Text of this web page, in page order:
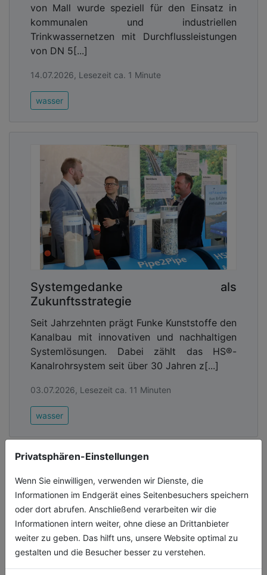
Privatsphären-Einstellungen
Wenn Sie einwilligen, verwenden wir Dienste, die
Informationen im Endgerät eines Seitenbesuchers speichern
oder dort abrufen. Anschließend verarbeiten wir die
Informationen intern weiter, ohne diese an Drittanbieter
weiter zu geben. Das hilft uns, unsere Website optimal zu
gestalten und die Besucher besser zu verstehen.
von Mall wurde speziell für den Einsatz in
kommunalen und industriellen
Trinkwassernetzen mit Durchflussleistungen
von DN 5[...]
14.07.2026, Lesezeit ca. 1 Minute
wasser
Systemgedanke als
Zukunftsstrategie
Seit Jahrzehnten prägt Funke Kunststoffe den
Kanalbau mit innovativen und nachhaltigen
Systemlösungen. Dabei zählt das HS®-
Kanalrohrsystem seit über 30 Jahren z[...]
03.07.2026, Lesezeit ca. 11 Minuten
wasser